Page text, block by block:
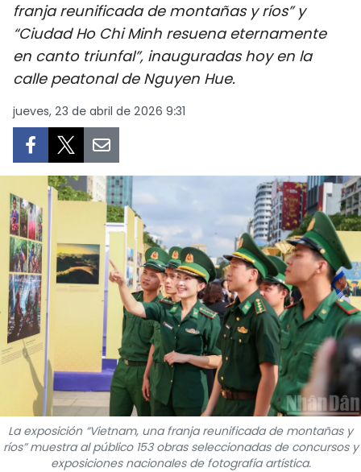
CULTURA - ENTRETENIMIENTO
INTERNACIONAL
PUENTE DE AMISTAD
HISTORIAS MULTIMEDIA
FOTOGRAFÍA
¿QUIÉNES SOMOS?
TIẾNG VIỆT
ENGLISH
中文
FRANÇAIS
franja reunificada de montañas y ríos” y
“Ciudad Ho Chi Minh resuena eternamente
en canto triunfal”, inauguradas hoy en la
calle peatonal de Nguyen Hue.
jueves, 23 de abril de 2026 9:31
La exposición “Vietnam, una franja reunificada de montañas y
ríos” muestra al público 153 obras seleccionadas de concursos y
exposiciones nacionales de fotografía artística.